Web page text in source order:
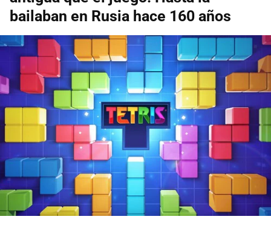
bailaban en Rusia hace 160 años